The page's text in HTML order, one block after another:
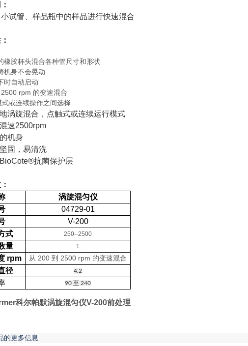
试管、样品瓶中的样品进行快速混合
橡胶杯头混合各种管尺寸和形状
机身不会晃动
时自动启动
rpm 的变速混合
式或连续操作之间选择
涡旋混合，点触式或连续运行模式
速2500rpm
机身
固，易清洗
BioCote®抗菌保护层
涡旋混匀仪
04729-01
V-200
式
250--2500
量 1
rpm 从 200 到 2500 rpm 的变速混合
径 4.2
90 至 240
科尔帕默涡旋混匀仪V-200前处理
的更多信息